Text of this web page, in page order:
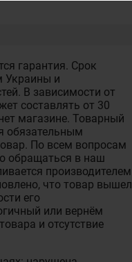
гарантия. Срок
Украины и
В зависимости от
составлять от 30
магазине. Товарный
обязательным
По всем вопросам
обращаться в наш
производителем
что товар вышел
его
или вернём
и отсутствие